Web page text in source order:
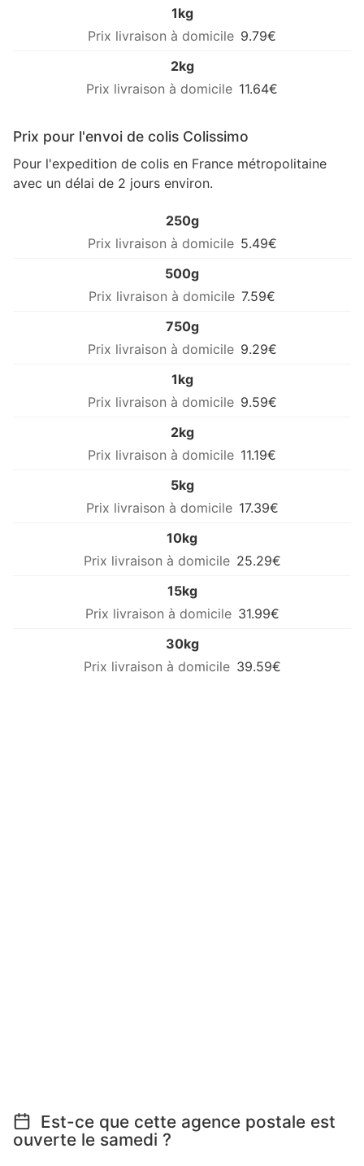
1kg
9.79€
2kg
11.64€
Prix pour l'envoi de colis Colissimo
Pour l'expedition de colis en France métropolitaine
avec un délai de 2 jours environ.
250g
5.49€
500g
7.59€
750g
9.29€
1kg
9.59€
2kg
11.19€
5kg
17.39€
10kg
25.29€
15kg
31.99€
30kg
39.59€
Est-ce que cette agence postale est
ouverte le samedi ?